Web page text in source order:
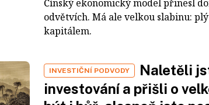
Čínský ekonomický model přinesl
odvětvích. Má ale velkou slabinu:
kapitálem.
INVESTIČNÍ PODVODY
Naletěli
investování a přišli o